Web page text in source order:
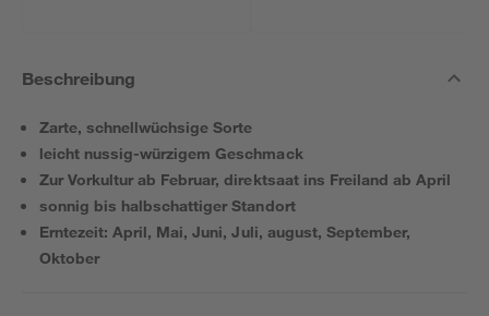
Beschreibung
Zarte, schnellwüchsige Sorte
leicht nussig-würzigem Geschmack
Zur Vorkultur ab Februar, direktsaat ins Freiland ab April
sonnig bis halbschattiger Standort
Erntezeit: April, Mai, Juni, Juli, august, September,
Oktober